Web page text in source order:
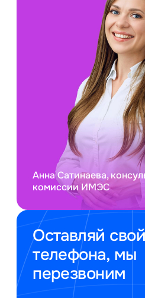
Оставляй
телефона, мы
перезвоним
Анна Сатинаева,
комиссии ИМЭС